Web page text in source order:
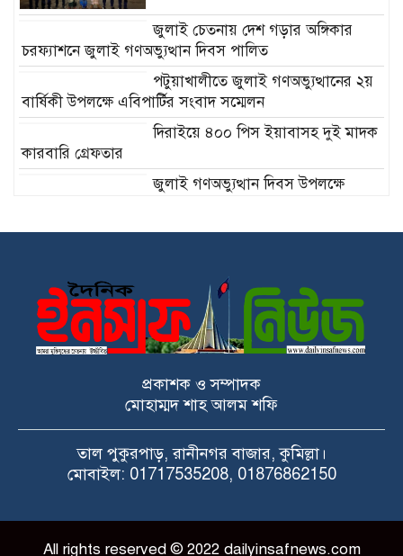
জুলাই চেতনায় দেশ গড়ার অঙ্গিকার
চরফ্যাশনে জুলাই গণঅভ্যুত্থান দিবস পালিত
পটুয়াখালীতে জুলাই গণঅভ্যুত্থানের ২য়
বার্ষিকী উপলক্ষে এবিপার্টির সংবাদ সম্মেলন
দিরাইয়ে ৪০০ পিস ইয়াবাসহ দুই মাদক
কারবারি গ্রেফতার
জুলাই গণঅভ্যুত্থান দিবস উপলক্ষে
প্রধান শিক্ষকসহ তিনজন হাজতে
বিদ্যুৎ-গ্যাস সংকট ও দ্রব্যমূল্য নিয়ন্ত্রণের
দাবিতে কুমিল্লায় ১১ দলের স্মারকলিপি
বাবার যাবজ্জীবন, ছেলে খালাস
প্রকাশক ও সম্পাদক
মোহাম্মদ শাহ আলম শফি
তাল পুকুরপাড়, রানীনগর বাজার, কুমিল্লা।
মোবাইল: 01717535208, 01876862150
All rights reserved © 2022 dailyinsafnews.com